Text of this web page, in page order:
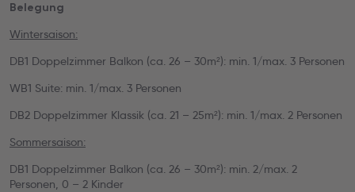
Belegung
Wintersaison:
DB1 Doppelzimmer Balkon (ca. 26 – 30m²): min. 1/max. 3 Personen
WB1 Suite: min. 1/max. 3 Personen
DB2 Doppelzimmer Klassik (ca. 21 – 25m²): min. 1/max. 2 Personen
Sommersaison:
DB1 Doppelzimmer Balkon (ca. 26 – 30m²): min. 2/max. 2
Personen, 0 – 2 Kinder